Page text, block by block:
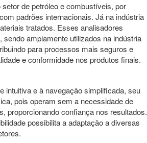
de petróleo e combustíveis, por
padrões internacionais. Já na indústria
tratados. Esses analisadores
amplamente utilizados na indústria
para processos mais seguros e
e conformidade nos produtos finais.
intuitiva e à navegação simplificada, seu
pois operam sem a necessidade de
proporcionando confiança nos resultados.
possibilita a adaptação a diversas